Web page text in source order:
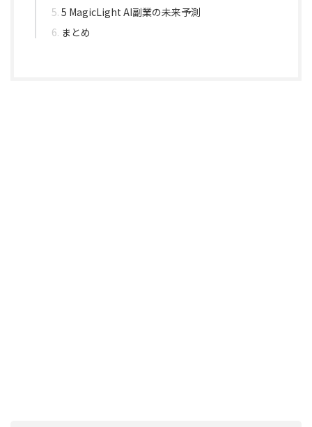
5 MagicLight AI副業の未来予測
まとめ